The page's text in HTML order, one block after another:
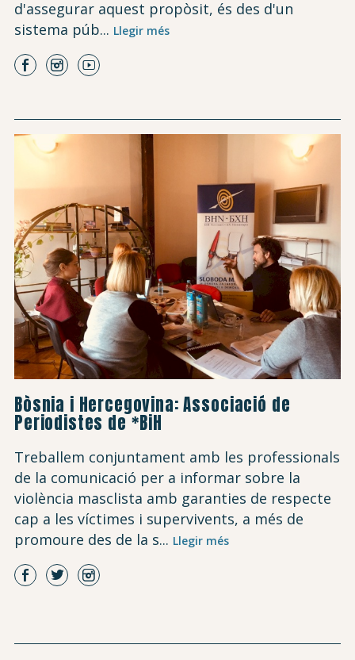
d'assegurar aquest propòsit, és des d'un
sistema púb... Llegir més
Bòsnia i Hercegovina: Associació de
Periodistes de *BiH
Treballem conjuntament amb les professionals
de la comunicació per a informar sobre la
violència masclista amb garanties de respecte
cap a les víctimes i supervivents, a més de
promoure des de la s... Llegir més